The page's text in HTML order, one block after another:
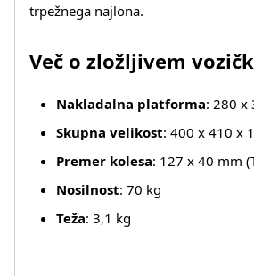
Več o izdelku
trpežnega najlona.
Več o zložljivem
Nakladalna platforma: 280 x
Skupna velikost: 400 x 410 x
Premer kolesa: 127 x 40 mm
Nosilnost: 70 kg
Teža: 3,1 kg